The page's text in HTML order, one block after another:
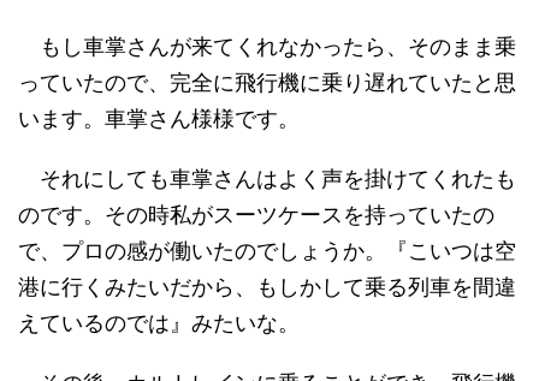
もし車掌さんが来てくれなかったら、そのまま乗
っていたので、完全に飛行機に乗り遅れていたと思
います。車掌さん様様です。
それにしても車掌さんはよく声を掛けてくれたも
のです。その時私がスーツケースを持っていたの
で、プロの感が働いたのでしょうか。『こいつは空
港に行くみたいだから、もしかして乗る列車を間違
えているのでは』みたいな。